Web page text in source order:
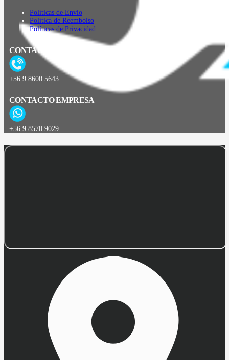
Políticas de Envío
Política de Reembolso
Políticas de Privacidad
CONTACTO
+56 9 8600 5643
CONTACTO EMPRESA
+56 9 8570 9029